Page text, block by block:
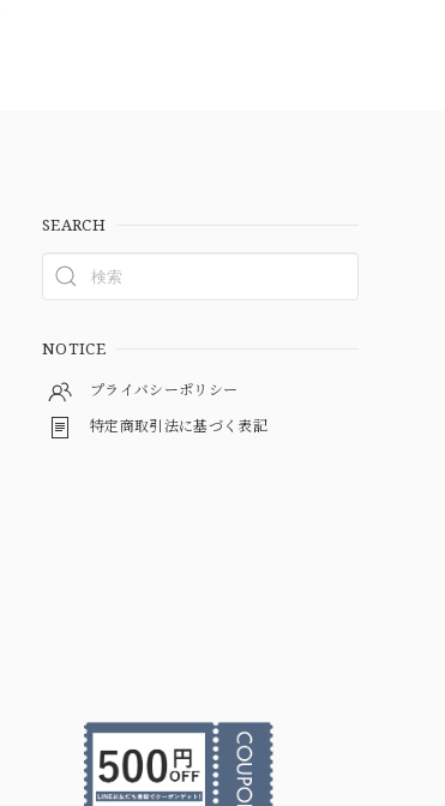
SEARCH
NOTICE
プライバシーポリシー
特定商取引法に基づく表記